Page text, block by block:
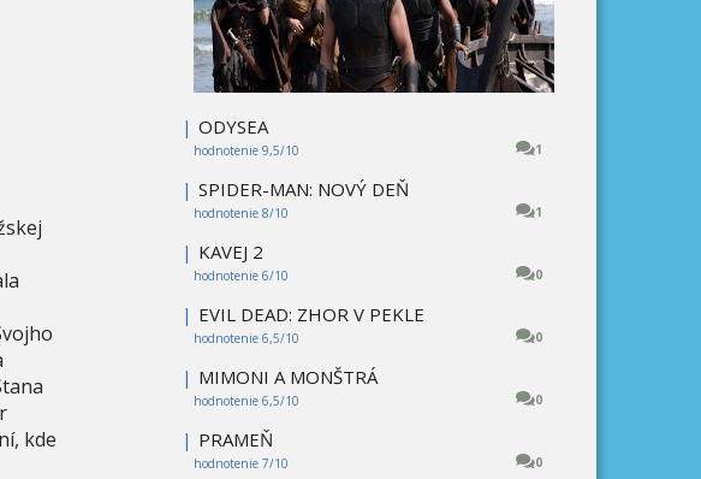
kde
| ODYSEA
1
hodnotenie 9,5/10
| SPIDER-MAN: NOVÝ DEŇ
1
hodnotenie 8/10
| KAVEJ 2
0
hodnotenie 6/10
| EVIL DEAD: ZHOR V PEKLE
0
hodnotenie 6,5/10
| MIMONI A MONŠTRÁ
0
hodnotenie 6,5/10
| PRAMEŇ
0
hodnotenie 7/10